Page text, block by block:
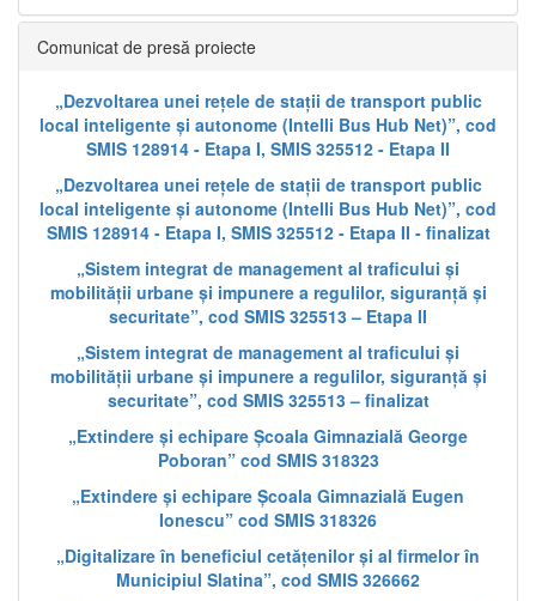
Comunicat de presă proiecte
„Dezvoltarea unei rețele de stații de transport public
local inteligente și autonome (Intelli Bus Hub Net)”, cod
SMIS 128914 - Etapa I, SMIS 325512 - Etapa II
„Dezvoltarea unei rețele de stații de transport public
local inteligente și autonome (Intelli Bus Hub Net)”, cod
SMIS 128914 - Etapa I, SMIS 325512 - Etapa II - finalizat
„Sistem integrat de management al traficului și
mobilității urbane și impunere a regulilor, siguranță și
securitate”, cod SMIS 325513 – Etapa II
„Sistem integrat de management al traficului și
mobilității urbane și impunere a regulilor, siguranță și
securitate”, cod SMIS 325513 – finalizat
„Extindere și echipare Școala Gimnazială George
Poboran” cod SMIS 318323
„Extindere și echipare Școala Gimnazială Eugen
Ionescu” cod SMIS 318326
„Digitalizare în beneficiul cetățenilor și al firmelor în
Municipiul Slatina”, cod SMIS 326662